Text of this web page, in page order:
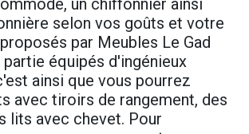
un chiffonnier ainsi
selon vos goûts et votre
par Meubles Le Gad
équipés d'ingénieux
ainsi que vous pourrez
avec tiroirs de rangement, des
lits avec chevet. Pour